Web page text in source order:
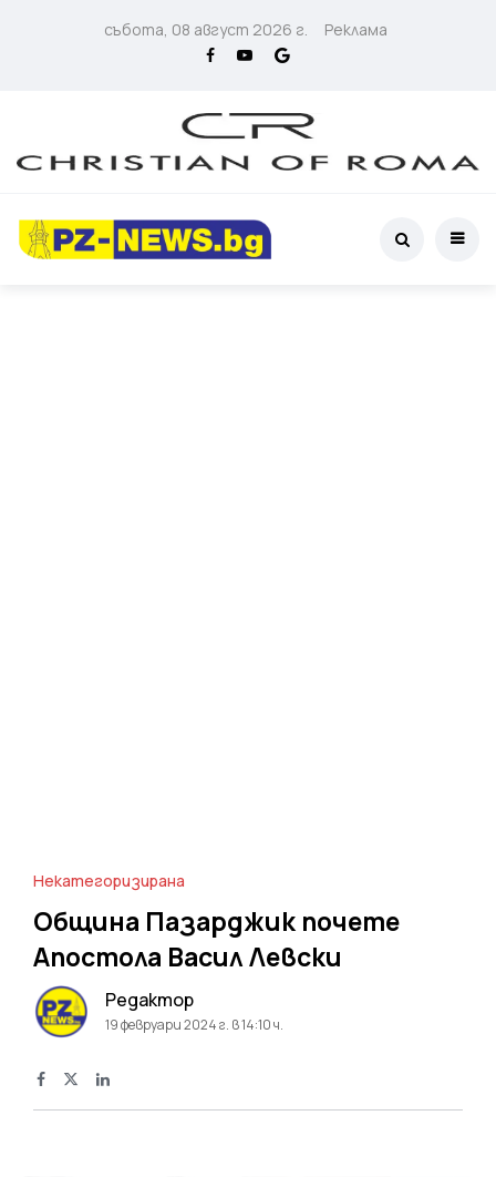
събота, 08 август 2026 г. Реклама
Некатегоризирана
Община Пазарджик почете
Апостола Васил Левски
Редактор
19 февруари 2024 г. в 14:10 ч.